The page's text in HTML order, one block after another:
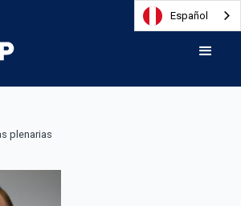
plenarias
Español